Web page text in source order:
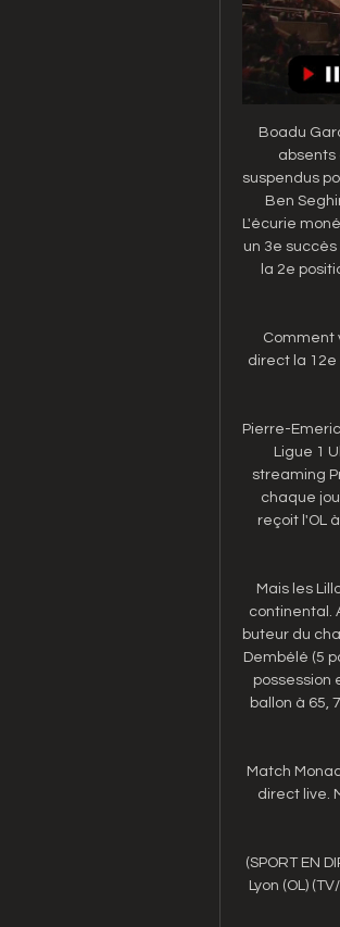
Boadu
absents
suspendus
Ben
L'écurie
un 3e
la 2e
Comment
direct la 12e
Pierre-
Ligue 1
streaming
chaque
reçoit l'OL
Mais les
continental.
buteur du
Dembélé (5
possession
ballon à 65,
Match
direct live.
(SPORT EN
Lyon (OL)